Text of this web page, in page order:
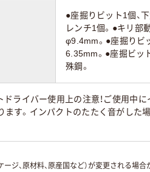
●座掘りビット1個、
レンチ1個。●キリ部
φ9.4mm。●座掘りビ
6.35mm。●座掘ビッ
殊鋼。
ライバー使用上の注意！ご使用中
す。インパクトのたたく音がした
ジ、原材料、原産国など）が変更される場